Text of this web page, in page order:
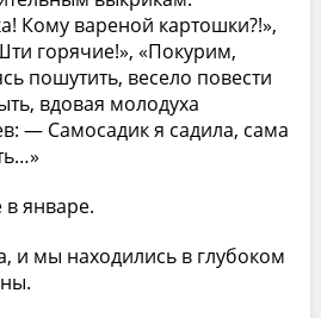
Кому вареной картошки?!»,
горячие!», «Покурим,
пошутить, весело повести
вдовая молодуха
— Самосадик я садила, сама
январе.
и мы находились в глубоком